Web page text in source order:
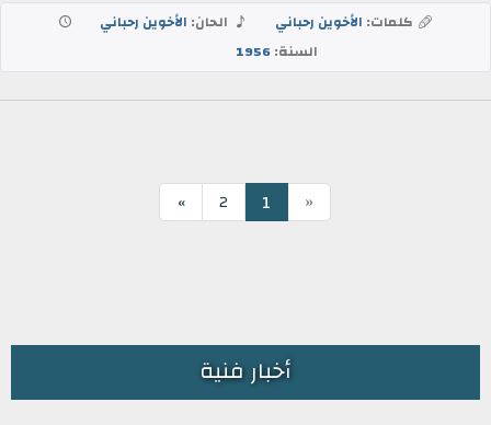
كلمات: الأخوين رحباني الحان: الأخوين رحباني
السنة:1956
«
1
2
»
أخبار فنية